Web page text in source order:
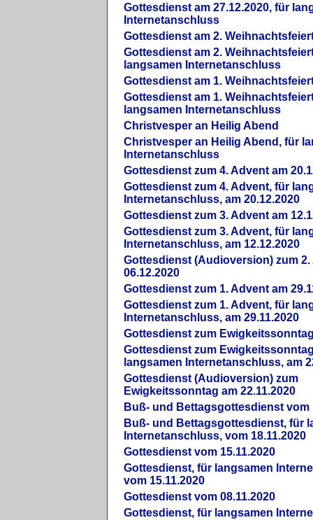
Gottesdienst am 27.12.2020, für
Internetanschluss
Gottesdienst am 2.
Gottesdienst am 2.
langsamen Internetanschluss
Gottesdienst am 1.
Gottesdienst am 1.
langsamen Internetanschluss
Christvesper an Heilig Abend
Christvesper an Heilig Abend, für
Internetanschluss
Gottesdienst zum 4. Advent am
Gottesdienst zum 4. Advent, für
Internetanschluss, am 20.12.2020
Gottesdienst zum 3. Advent am
Gottesdienst zum 3. Advent, für
Internetanschluss, am 12.12.2020
Gottesdienst (Audioversion) zum 2.
06.12.2020
Gottesdienst zum 1. Advent am
Gottesdienst zum 1. Advent, für
Internetanschluss, am 29.11.2020
Gottesdienst zum
Gottesdienst zum
langsamen Internetanschluss, am
Gottesdienst (Audioversion) zum
Ewigkeitssonntag am 22.11.2020
Buß- und Bettagsgottesdienst vom
Buß- und Bettagsgottesdienst, für
Internetanschluss, vom 18.11.2020
Gottesdienst vom 15.11.2020
Gottesdienst, für langsamen
vom 15.11.2020
Gottesdienst vom 08.11.2020
Gottesdienst, für langsamen